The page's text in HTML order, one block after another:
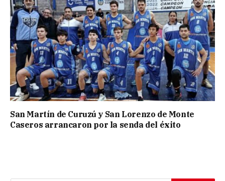
San Martín de Curuzú y San Lorenzo de Monte
Caseros arrancaron por la senda del éxito